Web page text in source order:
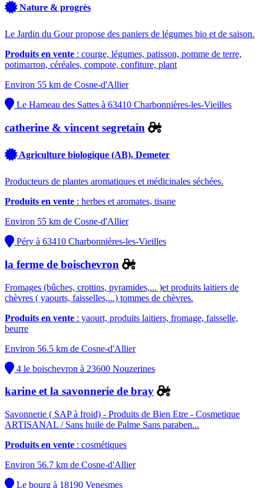
Nature & progrès
Le Jardin du Gour propose des paniers de légumes bio et de saison.
Produits en vente : courge, légumes, patisson, pomme de terre,
potimarron, céréales, compote, confiture, plant
Environ 55 km de Cosne-d'Allier
Le Hameau des Sattes à 63410 Charbonnières-les-Vieilles
catherine & vincent segretain
Agriculture biologique (AB), Demeter
Producteurs de plantes aromatiques et médicinales séchées.
Produits en vente : herbes et aromates, tisane
Environ 55 km de Cosne-d'Allier
Péry à 63410 Charbonnières-les-Vieilles
la ferme de boischevron
Fromages (bûches, crottins, pyramides,... )et produits laitiers de
chèvres ( yaourts, faisselles,...) tommes de chèvres.
Produits en vente : yaourt, produits laitiers, fromage, faisselle,
beurre
Environ 56.5 km de Cosne-d'Allier
4 le boischevron à 23600 Nouzerines
karine et la savonnerie de bray
Savonnerie ( SAP à froid) - Produits de Bien Etre - Cosmetique
ARTISANAL / Sans huile de Palme Sans paraben...
Produits en vente : cosmétiques
Environ 56.7 km de Cosne-d'Allier
Le bourg à 18190 Venesmes